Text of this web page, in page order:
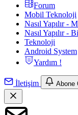
Forum
Mobil Teknoloji
Nasıl Yapılır -
Nasıl Yapılır -
Teknoloji
Android System
Yardım !
İletişim Abone